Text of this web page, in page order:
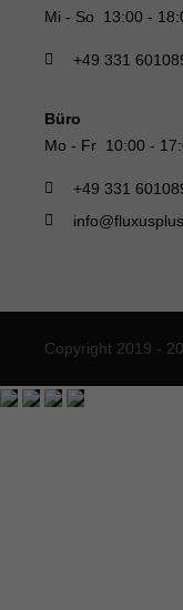
Mi - So 13:00 -
+49 331
Büro
Mo - Fr 10:00 -
+49 331
Copyright 2019 -